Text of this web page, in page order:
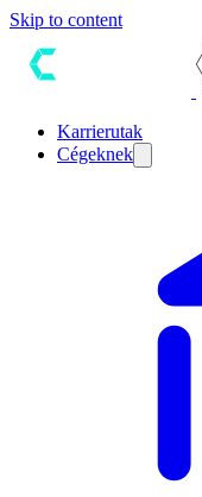
Skip to content
Karrierutak
Cégeknek